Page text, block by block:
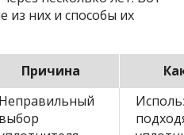
из них и способы их
Причина
Неправильный
выбор